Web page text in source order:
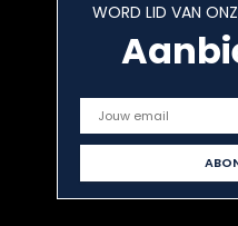
WORD LID VAN